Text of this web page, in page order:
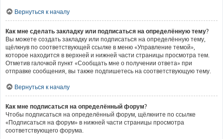
Вернуться к началу
Как мне сделать закладку или подписаться на определённую тему?
Вы можете создать закладку или подписаться на определённую тему,
щёлкнув по соответствующей ссылке в меню «Управление темой»,
которое находится в верхней и нижней части страницы просмотра тем.
Отметив галочкой пункт «Сообщать мне о получении ответа» при
отправке сообщения, вы также подпишетесь на соответствующую тему.
Вернуться к началу
Как мне подписаться на определённый форум?
Чтобы подписаться на определённый форум, щёлкните по ссылке
«Подписаться на форум» в нижней части страницы просмотра
соответствующего форума.